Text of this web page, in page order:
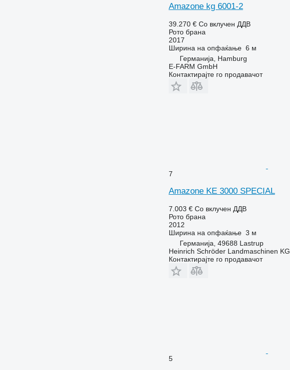
Amazone kg 6001-2
39.270 € Со вклучен ДДВ
Рото брана
2017
Ширина на опфаќање 6 м
Германија, Hamburg
E-FARM GmbH
Контактирајте го продавачот
7
Amazone KE 3000 SPECIAL
7.003 € Со вклучен ДДВ
Рото брана
2012
Ширина на опфаќање 3 м
Германија, 49688 Lastrup
Heinrich Schröder Landmaschinen KG
Контактирајте го продавачот
5